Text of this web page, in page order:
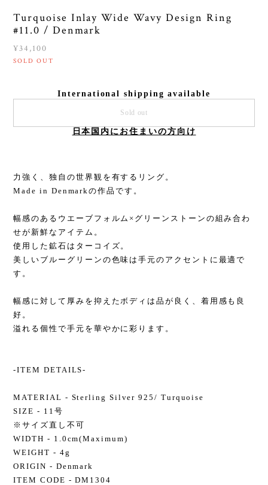
Turquoise Inlay Wide Wavy Design Ring
#11.0 / Denmark
¥34,100
SOLD OUT
International shipping available
Sold out
日本国内にお住まいの方向け
力強く、独自の世界観を有するリング。
Made in Denmarkの作品です。
幅感のあるウエーブフォルム×グリーンストーンの組み合わ
せが新鮮なアイテム。
使用した鉱石はターコイズ。
美しいブルーグリーンの色味は手元のアクセントに最適で
す。
幅感に対して厚みを抑えたボディは品が良く、着用感も良
好。
溢れる個性で手元を華やかに彩ります。
-ITEM DETAILS-
MATERIAL - Sterling Silver 925/ Turquoise
SIZE - 11号
※サイズ直し不可
WIDTH - 1.0cm(Maximum)
WEIGHT - 4g
ORIGIN - Denmark
ITEM CODE - DM1304